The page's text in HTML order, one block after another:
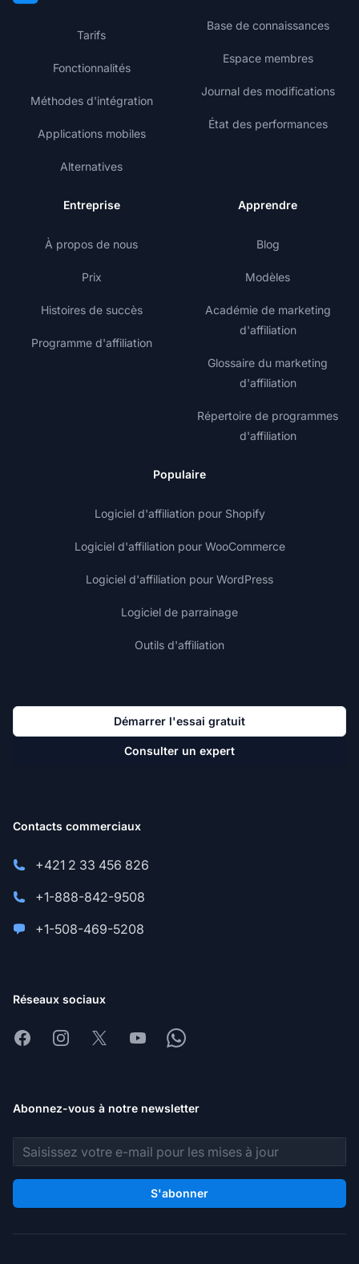
Tarifs
Fonctionnalités
Méthodes d'intégration
Applications mobiles
Alternatives
Base de connaissances
Espace membres
Journal des modifications
État des performances
Entreprise
À propos de nous
Prix
Histoires de succès
Programme d'affiliation
Apprendre
Blog
Modèles
Académie de marketing
d'affiliation
Glossaire du marketing
d'affiliation
Répertoire de programmes
d'affiliation
Populaire
Logiciel d'affiliation pour Shopify
Logiciel d'affiliation pour WooCommerce
Logiciel d'affiliation pour WordPress
Logiciel de parrainage
Outils d'affiliation
Démarrer l'essai gratuit
Consulter un expert
Contacts commerciaux
+421 2 33 456 826
+1-888-842-9508
+1-508-469-5208
Réseaux sociaux
FacebookInstagram
X YoutubeWhatsapp
Abonnez-vous à notre newsletter
Adresse e-mail
S'abonner